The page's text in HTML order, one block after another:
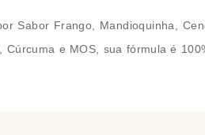
Sabor Frango, Mandioquinha,
e MOS, sua fórmula é